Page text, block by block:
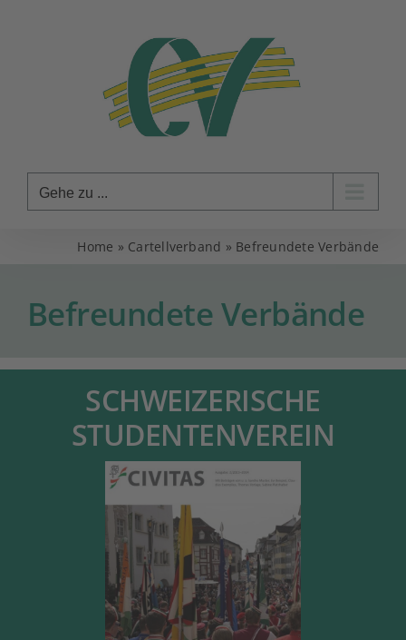
Gehe zu ...
Home » Cartellverband » Befreundete Verbände
Befreundete Verbände
SCHWEIZERISCHE
STUDENTENVEREIN